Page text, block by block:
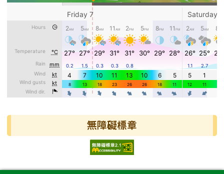
無障礙標章